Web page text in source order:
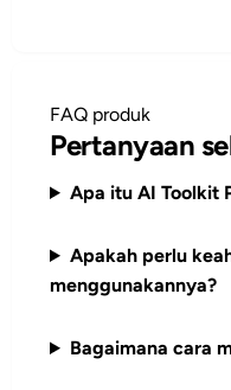
FAQ produk
Pertanyaan
Apa itu AI Toolkit
Apakah perlu
menggunakannya?
Bagaimana cara